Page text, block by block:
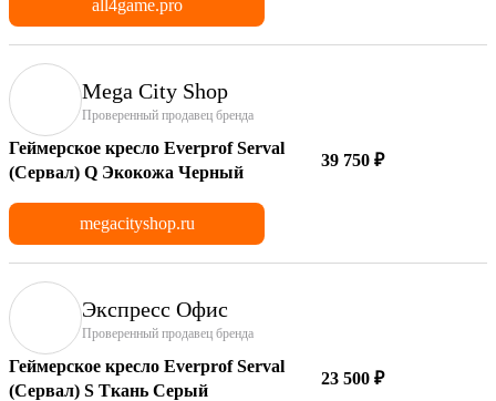
all4game.pro
Mega City Shop
Проверенный продавец бренда
Геймерское кресло Everprof Serval
(Сервал) Q Экокожа Черный
39 750 ₽
megacityshop.ru
Экспресс Офис
Проверенный продавец бренда
Геймерское кресло Everprof Serval
(Сервал) S Ткань Серый
23 500 ₽